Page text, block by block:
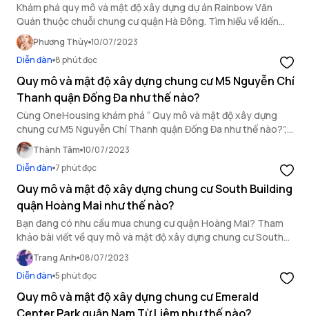
Khám phá quy mô và mật độ xây dựng dự án Rainbow Văn
Quán thuộc chuỗi chung cư quận Hà Đông. Tìm hiểu về kiến
trúc độc đáo và tiện ích hàng đầu của dự án, cùng thông tin về
số lượng căn hộ và diện tích đất xây dựng.
Phương Thùy 10/07/2023
Diễn đàn 8 phút đọc
Quy mô và mật độ xây dựng chung cư M5 Nguyễn Chí
Thanh quận Đống Đa như thế nào?
Cùng OneHousing khám phá “ Quy mô và mật độ xây dựng
chung cư M5 Nguyễn Chí Thanh quận Đống Đa như thế nào?”,
để giúp cư dân sở hữu cho mình căn hộ ưng ý trong bài viết sau
đây.
Thành Tâm 10/07/2023
Diễn đàn 7 phút đọc
Quy mô và mật độ xây dựng chung cư South Building
quận Hoàng Mai như thế nào?
Bạn đang có nhu cầu mua chung cư quận Hoàng Mai? Tham
khảo bài viết về quy mô và mật độ xây dựng chung cư South
Building trước khi đưa ra quyết định.
Trang Anh 08/07/2023
Diễn đàn 5 phút đọc
Quy mô và mật độ xây dựng chung cư Emerald